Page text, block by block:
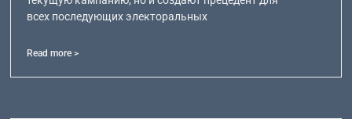
всех последующих электоральных
Read more >